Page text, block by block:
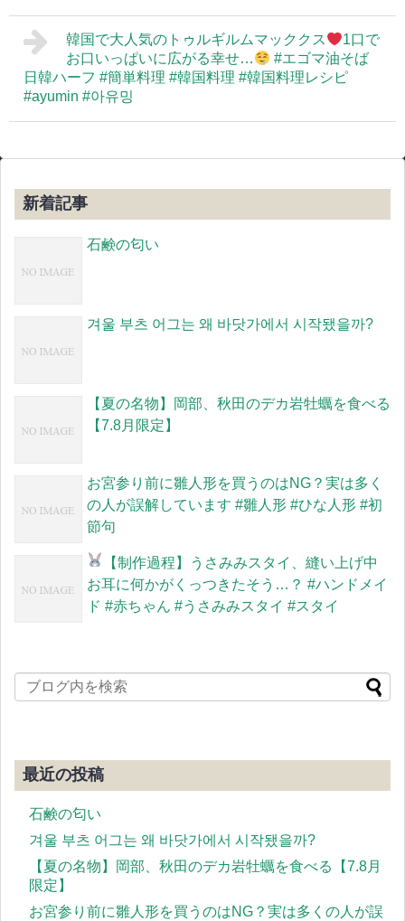
韓国で大人気のトゥルギルムマッククス
1口で
お口いっぱいに広がる幸せ…
#エゴマ油そば
日韓ハーフ #簡単料理 #韓国料理 #韓国料理レシピ
#ayumin #아유밍
新着記事
石鹸の匂い
겨울 부츠 어그는 왜 바닷가에서 시작됐을까?
【夏の名物】岡部、秋田のデカ岩牡蠣を食べる
【7.8月限定】
お宮参り前に雛人形を買うのはNG？実は多く
の人が誤解しています #雛人形 #ひな人形 #初
節句
【制作過程】うさみみスタイ、縫い上げ中
お耳に何かがくっつきたそう…？ #ハンドメイ
ド #赤ちゃん #うさみみスタイ #スタイ
最近の投稿
石鹸の匂い
겨울 부츠 어그는 왜 바닷가에서 시작됐을까?
【夏の名物】岡部、秋田のデカ岩牡蠣を食べる【7.8月
限定】
お宮参り前に雛人形を買うのはNG？実は多くの人が誤